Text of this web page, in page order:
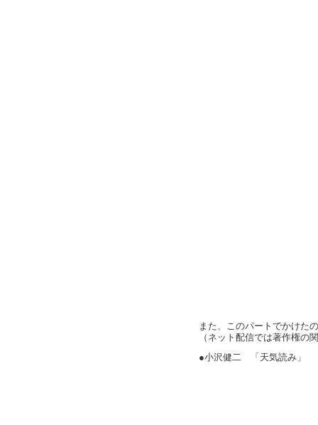
また、このパートでかけた
（ネット配信では著作権の
●小沢健二 「天気読み」